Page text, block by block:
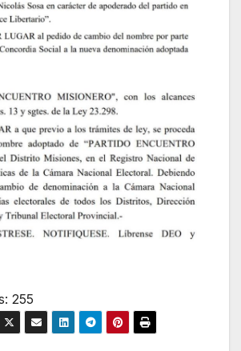
255